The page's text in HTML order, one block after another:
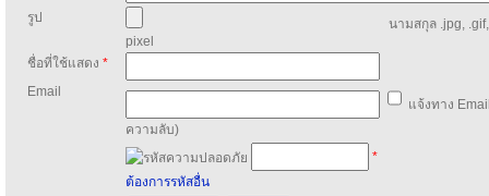
รูป
นามสกุล .jpg,
pixel
ชื่อที่ใช้แสดง *
Email
แจ้งทาง
ความลับ)
*
ต้องการรหัสอื่น